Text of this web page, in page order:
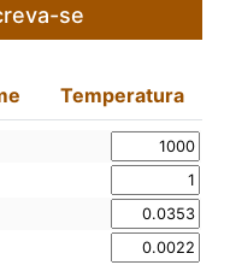
se
Temperatura